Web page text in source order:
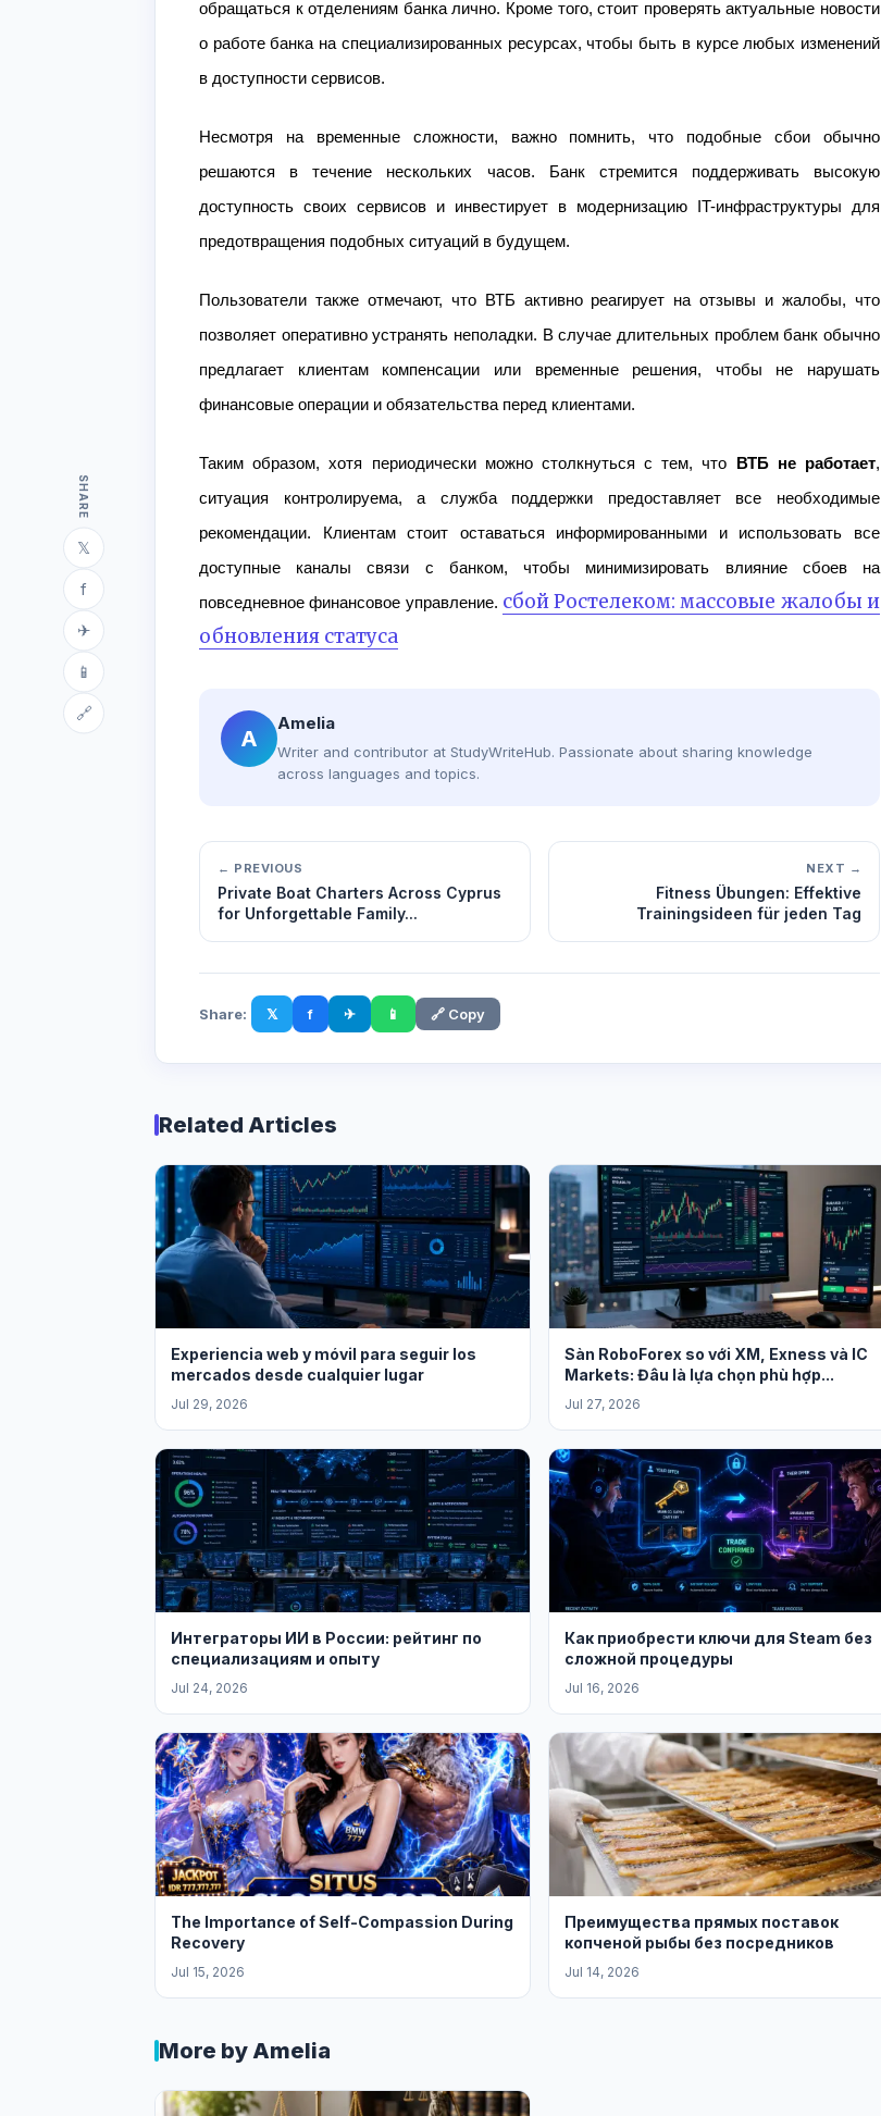
обращаться к отделениям банка лично. Кроме того, стоит проверять актуальные новости
о работе банка на специализированных ресурсах, чтобы быть в курсе любых изменений
в доступности сервисов.
Несмотря на временные сложности, важно помнить, что подобные сбои обычно
решаются в течение нескольких часов. Банк стремится поддерживать высокую
доступность своих сервисов и инвестирует в модернизацию IT-инфраструктуры для
предотвращения подобных ситуаций в будущем.
Пользователи также отмечают, что ВТБ активно реагирует на отзывы и жалобы, что
позволяет оперативно устранять неполадки. В случае длительных проблем банк обычно
предлагает клиентам компенсации или временные решения, чтобы не нарушать
финансовые операции и обязательства перед клиентами.
Таким образом, хотя периодически можно столкнуться с тем, что ВТБ не работает,
ситуация контролируема, а служба поддержки предоставляет все необходимые
рекомендации. Клиентам стоит оставаться информированными и использовать все
доступные каналы связи с банком, чтобы минимизировать влияние сбоев на
повседневное финансовое управление. сбой Ростелеком: массовые жалобы и
обновления статуса
A
Amelia
Writer and contributor at StudyWriteHub. Passionate about sharing knowledge
across languages and topics.
← PREVIOUS
Private Boat Charters Across Cyprus
for Unforgettable Family...
NEXT →
Fitness Übungen: Effektive
Trainingsideen für jeden Tag
Share: 𝕏 f ✈ 📱 🔗 Copy
Related Articles
Experiencia web y móvil para seguir los
mercados desde cualquier lugar
Jul 29, 2026
Sàn RoboForex so với XM, Exness và IC
Markets: Đâu là lựa chọn phù hợp...
Jul 27, 2026
Интеграторы ИИ в России: рейтинг по
специализациям и опыту
Jul 24, 2026
Как приобрести ключи для Steam без
сложной процедуры
Jul 16, 2026
The Importance of Self-Compassion During
Recovery
Jul 15, 2026
Преимущества прямых поставок
копченой рыбы без посредников
Jul 14, 2026
More by Amelia
SHARE
𝕏
f
✈
📱
🔗